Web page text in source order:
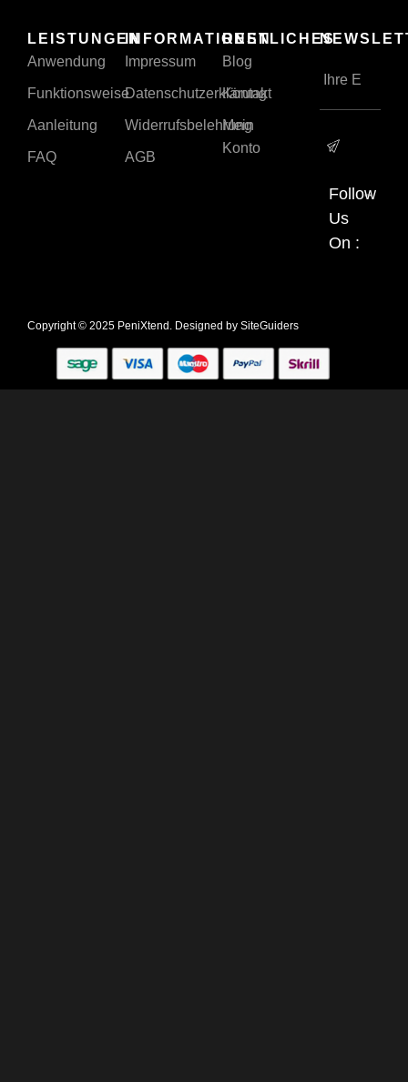
LEISTUNGEN
Anwendung
Funktionsweise
Aanleitung
FAQ
INFORMATIONEN
Impressum
Datenschutzerklärung
Widerrufsbelehrung
AGB
RESTLICHES
Blog
Kontakt
Mein
Konto
Follow
Us
On :
Copyright © 2025 PeniXtend. Designed by SiteGuiders